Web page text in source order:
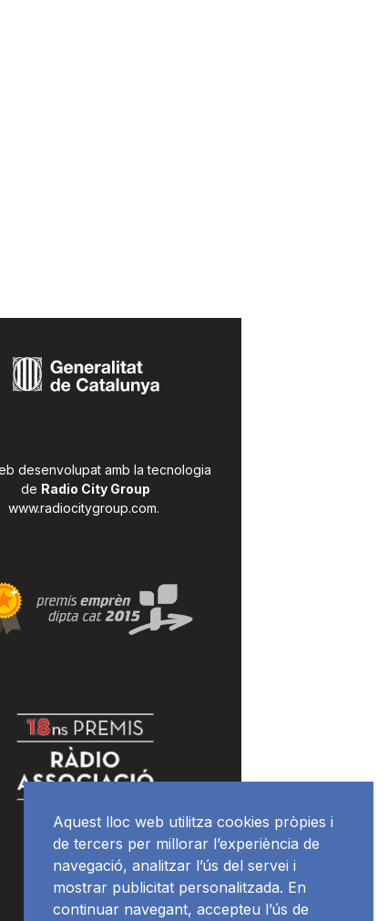
desenvolupat amb la tecnologia
de Radio City Group
www.radiocitygroup.com.
Aquest lloc web utilitza cookies pròpies i
de tercers per millorar l’experiència de
navegació, analitzar l’ús del servei i
mostrar publicitat personalitzada. En
continuar navegant, accepteu l’ús de